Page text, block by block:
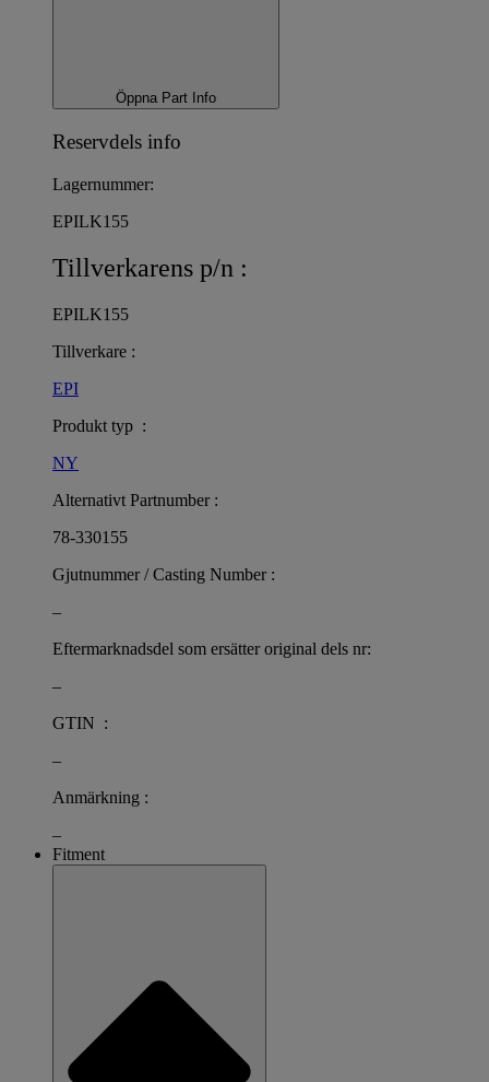
Öppna Part Info
Reservdels info
Lagernummer:
EPILK155
Tillverkarens p/n :
EPILK155
Tillverkare :
EPI
Produkt typ :
NY
Alternativt Partnumber :
78-330155
Gjutnummer / Casting Number :
–
Eftermarknadsdel som ersätter original dels nr:
–
GTIN :
–
Anmärkning :
–
Fitment